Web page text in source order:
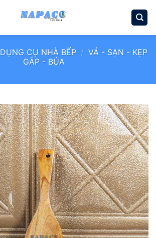
DỤNG CỤ NHÀ BẾP / VÁ - SẠN - KẸP
GẮP - BÚA